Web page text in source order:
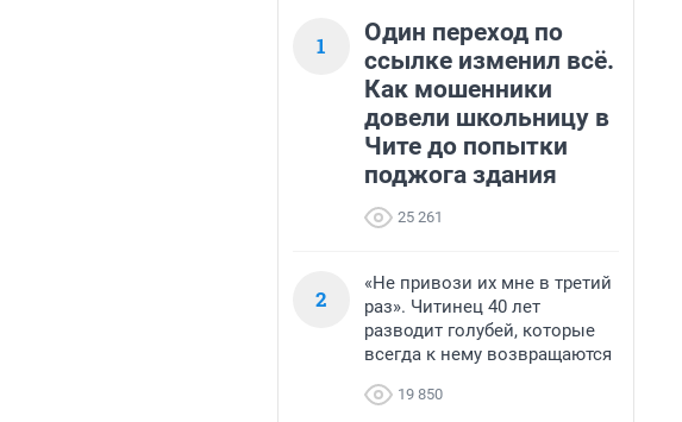
1
Один переход по
ссылке изменил всё.
Как мошенники
довели школьницу в
Чите до попытки
поджога здания
25 261
2
«Не привози их мне в третий
раз». Читинец 40 лет
разводит голубей, которые
всегда к нему возвращаются
19 850